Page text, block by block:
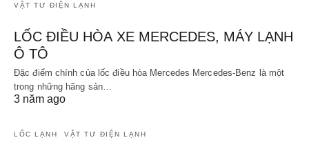
VẬT TƯ ĐIỆN LẠNH
LỐC ĐIỀU HÒA XE MERCEDES, MÁY LẠNH
Ô TÔ
Đặc điểm chính của lốc điều hòa Mercedes Mercedes-Benz là một
trong những hãng sản…
3 năm ago
LỐC LẠNH VẬT TƯ ĐIỆN LẠNH